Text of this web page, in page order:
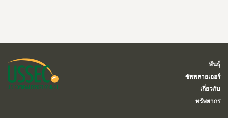
พันธุ์
ซัพพลายเออร์
เกี่ยวกับ
ทรัพยากร